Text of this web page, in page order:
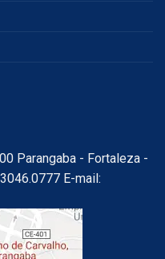
Parangaba - Fortaleza -
E-mail: